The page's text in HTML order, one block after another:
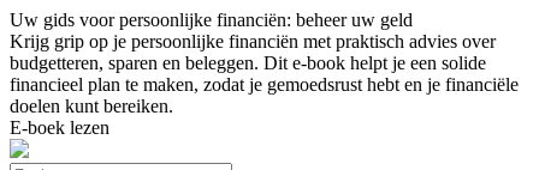
Uw gids voor persoonlijke financiën: beheer uw geld
Krijg grip op je persoonlijke financiën met praktisch advies over
budgetteren, sparen en beleggen. Dit e-book helpt je een solide
financieel plan te maken, zodat je gemoedsrust hebt en je financiële
doelen kunt bereiken.
E-boek lezen